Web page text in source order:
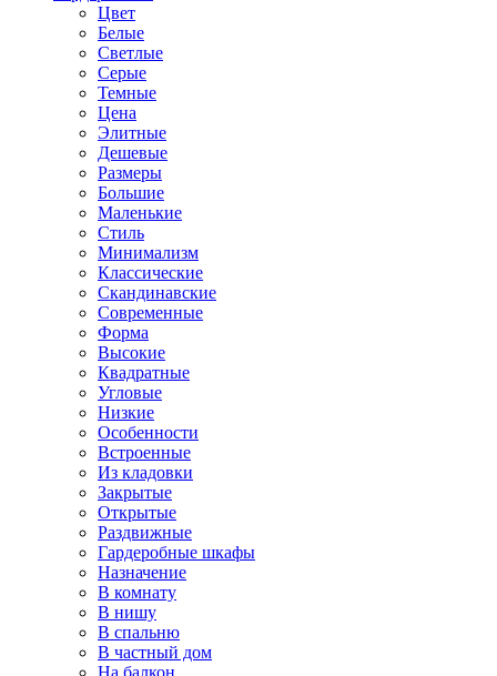
Цвет
Белые
Светлые
Серые
Темные
Цена
Элитные
Дешевые
Размеры
Большие
Маленькие
Стиль
Минимализм
Классические
Скандинавские
Современные
Форма
Высокие
Квадратные
Угловые
Низкие
Особенности
Встроенные
Из кладовки
Закрытые
Открытые
Раздвижные
Гардеробные шкафы
Назначение
В комнату
В нишу
В спальню
В частный дом
На балкон